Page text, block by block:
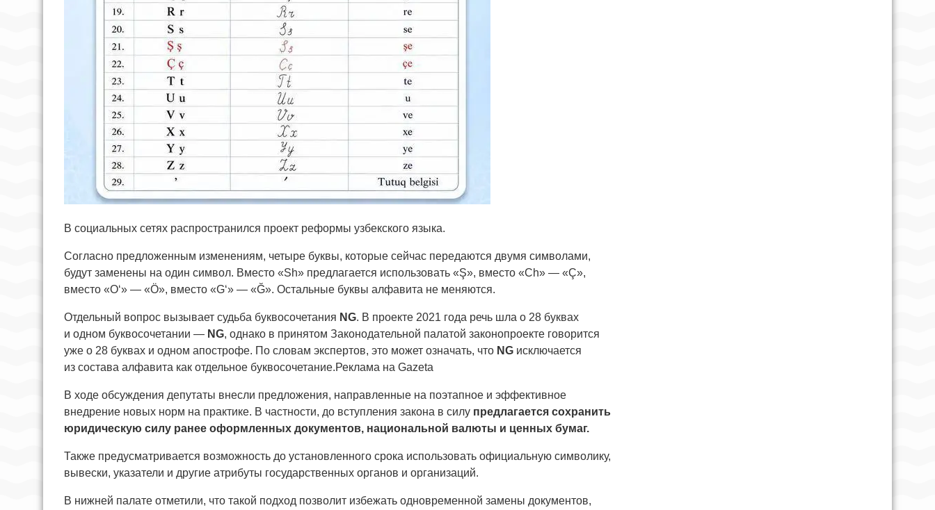
В социальных сетях распространился проект реформы узбекского языка.
Согласно предложенным изменениям, четыре буквы, которые сейчас передаются двумя символами,
будут заменены на один символ. Вместо «Sh» предлагается использовать «Ş», вместо «Ch» — «Ç»,
вместо «Oʻ» — «Ö», вместо «Gʻ» — «Ğ». Остальные буквы алфавита не меняются.
Отдельный вопрос вызывает судьба буквосочетания NG. В проекте 2021 года речь шла о 28 буквах
и одном буквосочетании — NG, однако в принятом Законодательной палатой законопроекте говорится
уже о 28 буквах и одном апострофе. По словам экспертов, это может означать, что NG исключается
из состава алфавита как отдельное буквосочетание.Реклама на Gazeta
В ходе обсуждения депутаты внесли предложения, направленные на поэтапное и эффективное
внедрение новых норм на практике. В частности, до вступления закона в силу предлагается сохранить
юридическую силу ранее оформленных документов, национальной валюты и ценных бумаг.
Также предусматривается возможность до установленного срока использовать официальную символику,
вывески, указатели и другие атрибуты государственных органов и организаций.
В нижней палате отметили, что такой подход позволит избежать одновременной замены документов,